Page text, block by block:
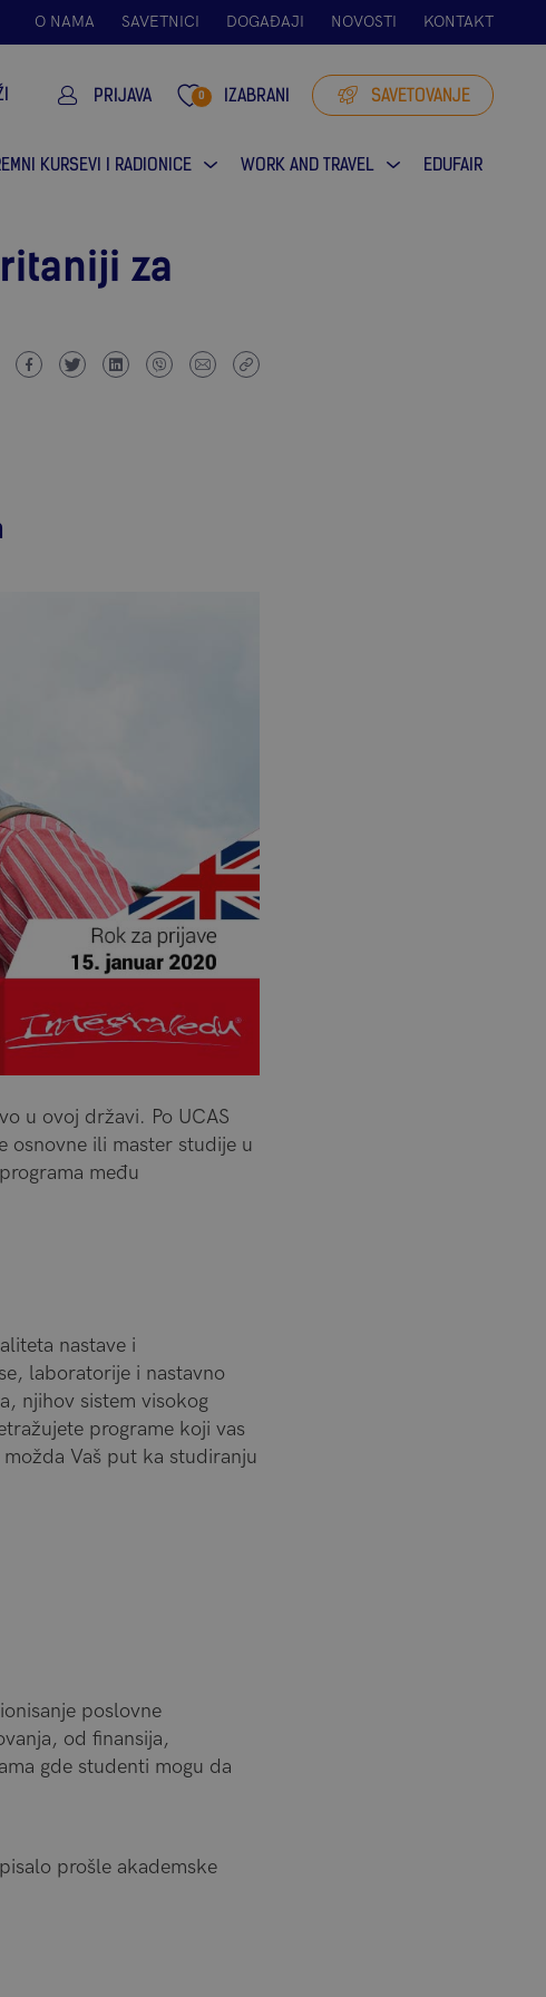
O NAMA SAVETNICI DOGAĐAJI NOVOSTI KONTAKT
PRIJAVA 0 IZABRANI SAVETOVANJE
KURSEVI I RADIONICE WORK AND TRAVEL EDUFAIR
za
u ovoj državi. Po UCAS
osnovne ili master studije u
među
nastave i
laboratorije i nastavno
njihov sistem visokog
programe koji vas
Vaš put ka studiranju
poslovne
od finansija,
gde studenti mogu da
prošle akademske